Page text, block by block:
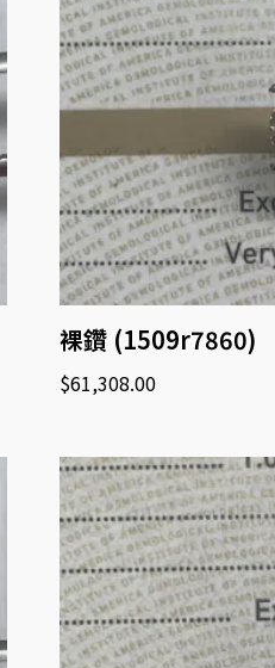
裸鑽 (1509r7860)
$61,308.00